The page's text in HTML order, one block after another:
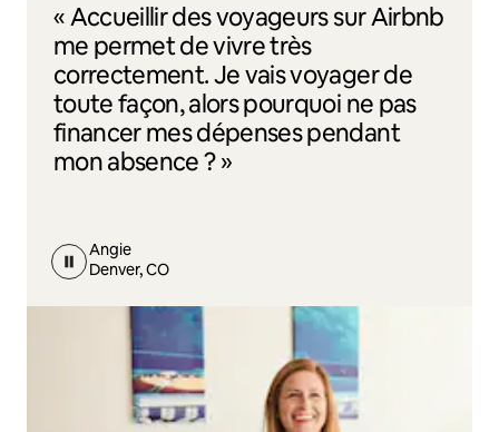
« Accueillir des voyageurs sur Airbnb
me permet de vivre très
correctement. Je vais voyager de
toute façon, alors pourquoi ne pas
financer mes dépenses pendant
mon absence ? »
Angie
Denver, CO